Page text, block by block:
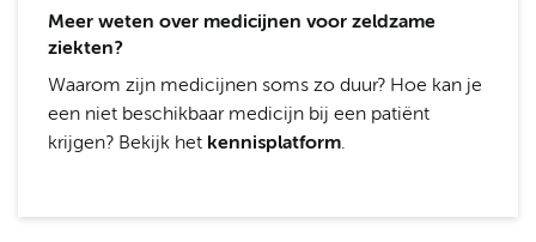
Meer weten over medicijnen voor zeldzame
ziekten?
Waarom zijn medicijnen soms zo duur? Hoe kan je
een niet beschikbaar medicijn bij een patiënt
krijgen? Bekijk het kennisplatform.